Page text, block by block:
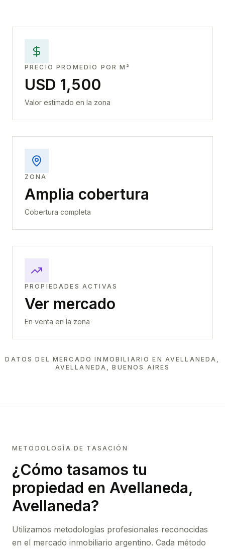
PRECIO PROMEDIO POR M²
USD 1,500
Valor estimado en la zona
ZONA
Amplia cobertura
Cobertura completa
PROPIEDADES ACTIVAS
Ver mercado
En venta en la zona
DATOS DEL MERCADO INMOBILIARIO EN AVELLANEDA,
AVELLANEDA, BUENOS AIRES
METODOLOGÍA DE TASACIÓN
¿Cómo tasamos tu
propiedad en Avellaneda,
Avellaneda?
Utilizamos metodologías profesionales reconocidas
en el mercado inmobiliario argentino. Cada método